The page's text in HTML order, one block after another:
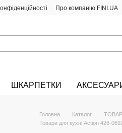
Про компанію FINI.UA
ШКАРПЕТКИ
Головна Каталог
Товари для кухні Action 426-